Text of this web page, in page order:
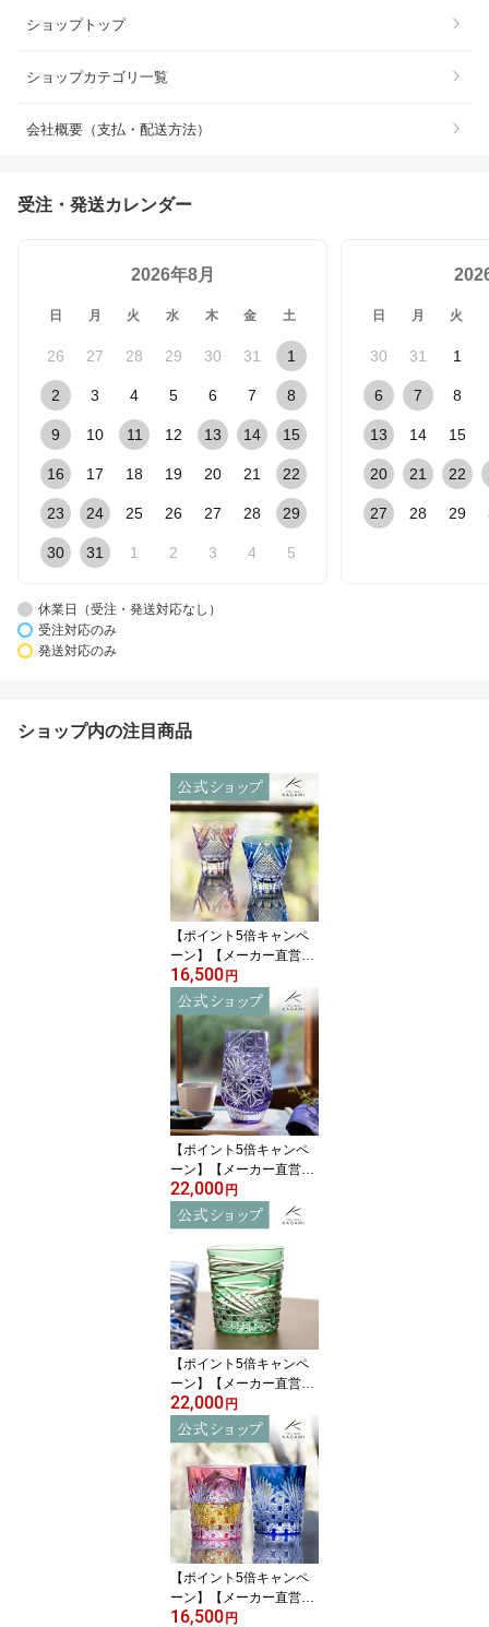
ショップトップ
ショップカテゴリ一覧
会社概要（支払・配送方法）
受注・発送カレンダー
2026年8月
日 月 火 水 木 金 土
26 27 28 29 30 31 1
2 3 4 5 6 7 8
9 10 11 12 13 14 15
16 17 18 19 20 21 22
23 24 25 26 27 28 29
30 31 1 2 3 4 5
日 月 火
30 31 1
6 7 8
13 14 15
20 21 22
27 28 29
休業日（受注・発送対応なし）
受注対応のみ
発送対応のみ
ショップ内の注目商品
【ポイント5倍キャンペ
ーン】【メーカー直営
店】江戸切子 カガミクリ
スタルKAGAMI TPS615-
2950-AB＜富士＞ペア グ
ラス 冷酒杯 赤 青ギフト
ラッピング無料 結婚祝
内祝 贈答品 送別品父の
日 母の日 敬老の日 誕生
日プレゼント
16,500 円
【ポイント5倍キャンペ
ーン】【メーカー直営
店】江戸切子 カガミクリ
スタル タンブラーKAGA
MI T777-3028-CMP ＜麻
の葉＞ハイボールグラス
ビールグラス 名入れ ギ
フト贈答品 送別品 退職
記念品 結婚祝 内祝父の
日 母の日 古希祝 敬老の
日
22,000 円
【ポイント5倍キャンペ
ーン】【メーカー直営
店】カガミクリスタル 江
戸切子KAGAMI T577-29
44-CGR＜舞＞グラス ロ
ック 緑 6色展開ギフト 贈
答品 自家用 送別品父の
日 母の日 敬老の日
22,000 円
【ポイント5倍キャンペ
ーン】【メーカー直営
店】江戸切子 カガミクリ
16,500 円